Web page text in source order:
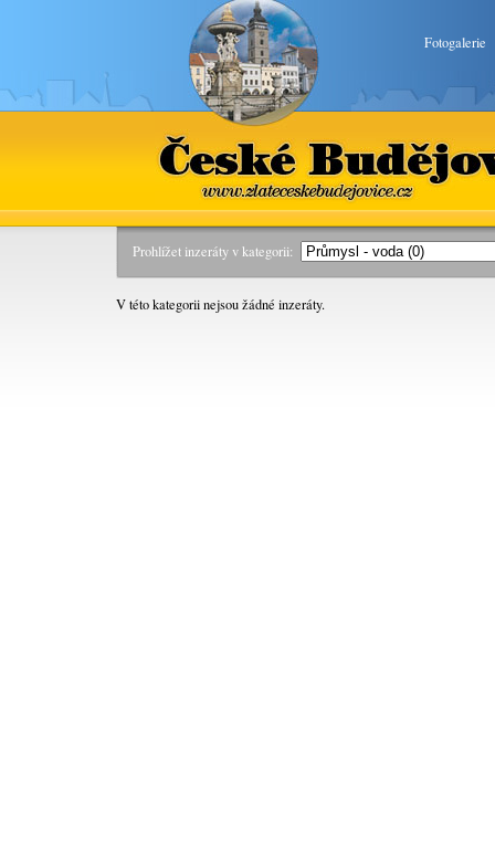
Fotogalerie
České Budějovice
www.zlateceskebudejovice.cz
Prohlížet inzeráty v kategorii:
V této kategorii nejsou žádné inzeráty.